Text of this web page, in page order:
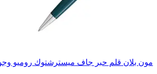
مون بلان قلم حبر جاف ميسترشتوك روميو